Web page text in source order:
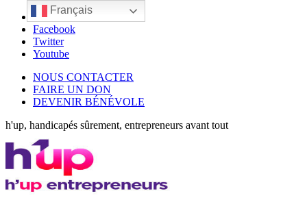
LinkedIn
Facebook
Twitter
Youtube
NOUS CONTACTER
FAIRE UN DON
DEVENIR BÉNÉVOLE
h'up, handicapés sûrement, entrepreneurs avant tout
Français